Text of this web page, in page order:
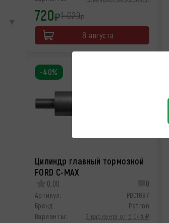
720₽1 029₽
8 августа
Цилиндр главный тормозной
FORD C-MAX
0,00 0
Артикул:
PBC1697
Бренд:
Patron
Варианты:
3 варианта от 5 044 ₽
-40%